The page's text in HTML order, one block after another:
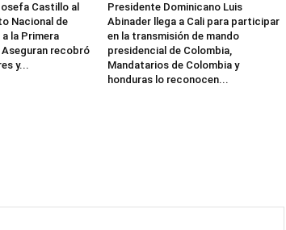
Castillo al
Nacional de
la Primera
recobró
y...
Presidente Dominicano Luis
Abinader llega a Cali para participar
en la transmisión de mando
presidencial de Colombia,
Mandatarios de Colombia y
honduras lo reconocen...